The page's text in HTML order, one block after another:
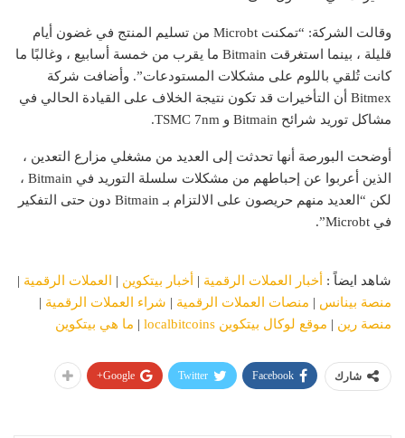
وقالت الشركة: “تمكنت Microbt من تسليم المنتج في غضون أيام
قليلة ، بينما استغرقت Bitmain ما يقرب من خمسة أسابيع ، وغالبًا ما
كانت تُلقي باللوم على مشكلات المستودعات”. وأضافت شركة
Bitmex أن التأخيرات قد تكون نتيجة الخلاف على القيادة الحالي في
مشاكل توريد شرائح Bitmain و TSMC 7nm.
أوضحت البورصة أنها تحدثت إلى العديد من مشغلي مزارع التعدين ،
الذين أعربوا عن إحباطهم من مشكلات سلسلة التوريد في Bitmain ،
لكن “العديد منهم حريصون على الالتزام بـ Bitmain دون حتى التفكير
في Microbt”.
شاهد ايضاً : أخبار العملات الرقمية | أخبار بيتكوين | العملات الرقمية |
منصة بينانس | منصات العملات الرقمية | شراء العملات الرقمية |
منصة رين | موقع لوكال بيتكوين localbitcoins | ما هي بيتكوين
شارك Facebook
Twitter
Google+